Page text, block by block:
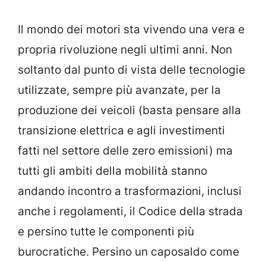
Il mondo dei motori sta vivendo una vera e
propria rivoluzione negli ultimi anni. Non
soltanto dal punto di vista delle tecnologie
utilizzate, sempre più avanzate, per la
produzione dei veicoli (basta pensare alla
transizione elettrica e agli investimenti
fatti nel settore delle zero emissioni) ma
tutti gli ambiti della mobilità stanno
andando incontro a trasformazioni, inclusi
anche i regolamenti, il Codice della strada
e persino tutte le componenti più
burocratiche. Persino un caposaldo come